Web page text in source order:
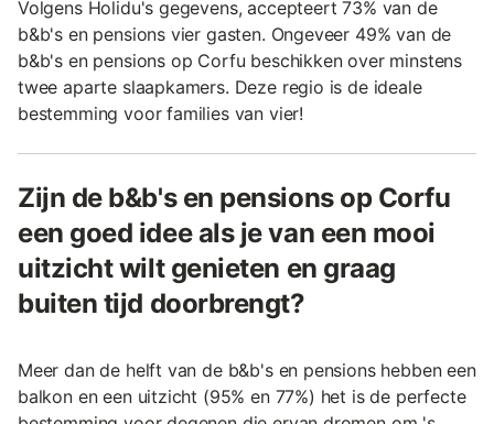
Volgens Holidu's gegevens, accepteert 73% van de
b&b's en pensions vier gasten. Ongeveer 49% van de
b&b's en pensions op Corfu beschikken over minstens
twee aparte slaapkamers. Deze regio is de ideale
bestemming voor families van vier!
Zijn de b&b's en pensions op Corfu
een goed idee als je van een mooi
uitzicht wilt genieten en graag
buiten tijd doorbrengt?
Meer dan de helft van de b&b's en pensions hebben een
balkon en een uitzicht (95% en 77%) het is de perfecte